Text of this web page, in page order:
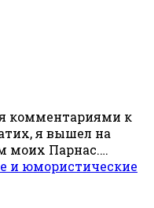
комментариями к
я вышел на
моих Парнас.…
и юмористические